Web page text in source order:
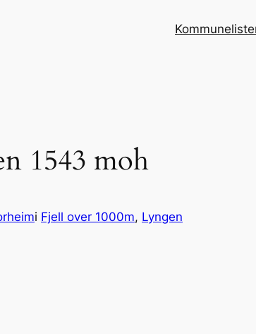
1543 moh
i Fjell over 1000m, Lyngen